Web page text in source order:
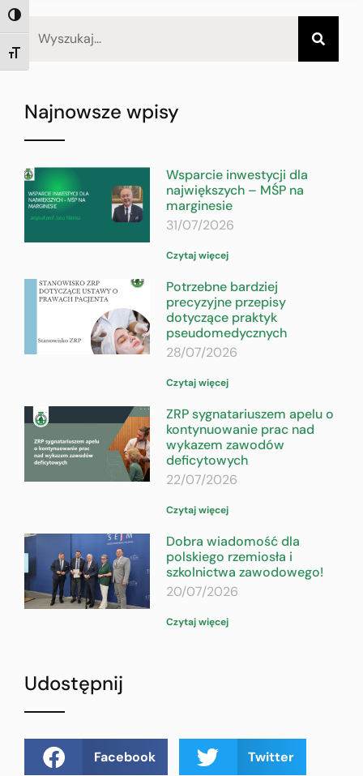
TOGGLE HIGH CONTRAST
TOGGLE FONT SIZE
Najnowsze wpisy
Wsparcie inwestycji dla
największych – MŚP na
marginesie
31/07/2026
Czytaj więcej
Potrzebne bardziej
precyzyjne przepisy
dotyczące praktyk
pseudomedycznych
28/07/2026
Czytaj więcej
ZRP sygnatariuszem apelu o
kontynuowanie prac nad
wykazem zawodów
deficytowych
22/07/2026
Czytaj więcej
Dobra wiadomość dla
polskiego rzemiosła i
szkolnictwa zawodowego!
20/07/2026
Czytaj więcej
Udostępnij
Facebook Twitter